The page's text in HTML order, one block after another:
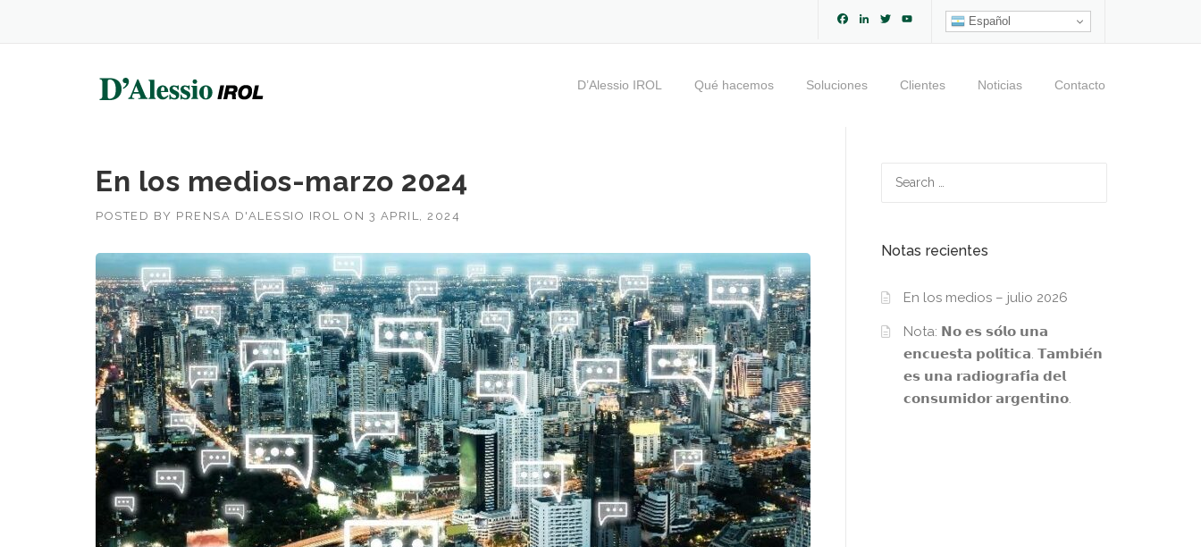
Español
Facebook
LinkedIn
TwitterYouTube
Channel
D’Alessio IROL Qué hacemos Soluciones Clientes Noticias Contacto
En los medios-marzo 2024
POSTED BY PRENSA D'ALESSIO IROL ON 3 APRIL, 2024
Notas recientes
En los medios – julio 2026
Nota: 𝗡𝗼 𝗲𝘀 𝘀𝗼́𝗹𝗼 𝘂𝗻𝗮
𝗲𝗻𝗰𝘂𝗲𝘀𝘁𝗮 𝗽𝗼𝗹𝗶́𝘁𝗶𝗰𝗮. 𝗧𝗮𝗺𝗯𝗶𝗲́𝗻
𝗲𝘀 𝘂𝗻𝗮 𝗿𝗮𝗱𝗶𝗼𝗴𝗿𝗮𝗳𝗶́𝗮 𝗱𝗲𝗹
𝗰𝗼𝗻𝘀𝘂𝗺𝗶𝗱𝗼𝗿 𝗮𝗿𝗴𝗲𝗻𝘁𝗶𝗻𝗼.